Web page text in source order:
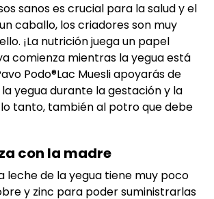
sanos es crucial para la salud y el
caballo, los criadores son muy
¡La nutrición juega un papel
comienza mientras la yegua está
Podo®Lac Muesli apoyarás de
yegua durante la gestación y la
tanto, también al potro que debe
con la madre
leche de la yegua tiene muy poco
y zinc para poder suministrarlas